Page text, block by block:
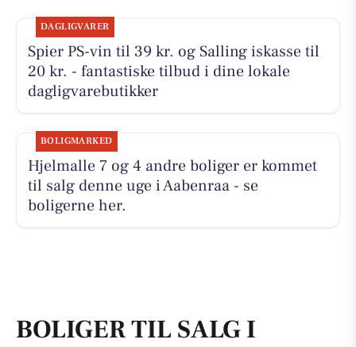
DAGLIGVARER
Spier PS-vin til 39 kr. og Salling iskasse til
20 kr. - fantastiske tilbud i dine lokale
dagligvarebutikker
BOLIGMARKED
Hjelmalle 7 og 4 andre boliger er kommet
til salg denne uge i Aabenraa - se
boligerne her.
BOLIGER TIL SALG I